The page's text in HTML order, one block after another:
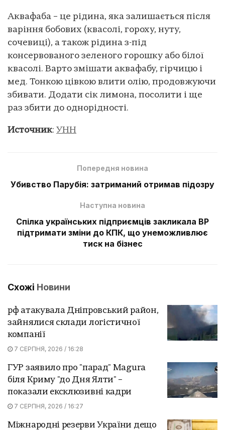
Аквафаба – це рідина, яка залишається після
варіння бобових (квасолі, гороху, нуту,
сочевиці), а також рідина з-під
консервованого зеленого горошку або білої
квасолі. Варто змішати аквафабу, гірчицю і
мед. Тонкою цівкою влити олію, продовжуючи
збивати. Додати сік лимона, посолити і ще
раз збити до однорідності.
Источник: УНН
Попередня новина
Убивство Парубія: затриманий отримав підозру
Наступна новина
Спілка українських підприємців закликала ВР
підтримати зміни до КПК, що унеможливлює
тиск на бізнес
Схожі Новини
рф атакувала Дніпровський район,
зайнялися склади логістичної
компанії
7 СЕРПНЯ, 2026 / 16:28
ГУР заявило про "парад" Magura
біля Криму "до Дня Ялти" –
показали ексклюзивні кадри
7 СЕРПНЯ, 2026 / 16:27
Міжнародні резерви України дещо